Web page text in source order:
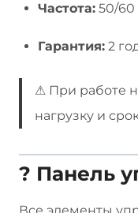
Частота: 50/60
Гарантия: 2
⚠ При работе
нагрузку и
? Панель